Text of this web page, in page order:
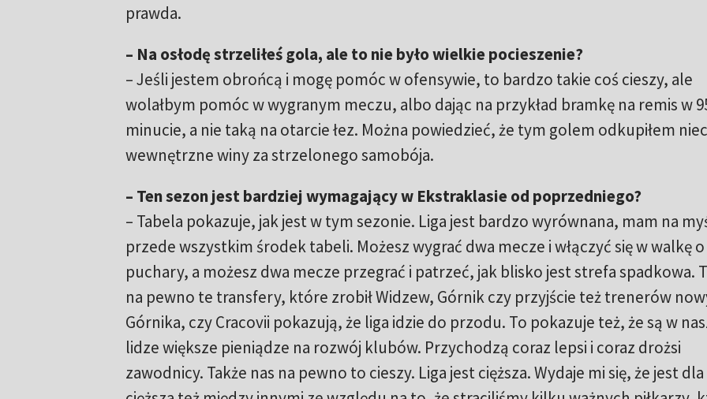
prawda.
– Na osłodę strzeliłeś gola, ale to nie było wielkie pocieszenie?
– Jeśli jestem obrońcą i mogę pomóc w ofensywie, to bardzo takie coś cieszy, ale
wolałbym pomóc w wygranym meczu, albo dając na przykład bramkę na remis w
minucie, a nie taką na otarcie łez. Można powiedzieć, że tym golem odkupiłem
wewnętrzne winy za strzelonego samobója.
– Ten sezon jest bardziej wymagający w Ekstraklasie od poprzedniego?
– Tabela pokazuje, jak jest w tym sezonie. Liga jest bardzo wyrównana, mam na
przede wszystkim środek tabeli. Możesz wygrać dwa mecze i włączyć się w walkę o
puchary, a możesz dwa mecze przegrać i patrzeć, jak blisko jest strefa spadkowa.
na pewno te transfery, które zrobił Widzew, Górnik czy przyjście też trenerów
Górnika, czy Cracovii pokazują, że liga idzie do przodu. To pokazuje też, że są w
lidze większe pieniądze na rozwój klubów. Przychodzą coraz lepsi i coraz drożsi
zawodnicy. Także nas na pewno to cieszy. Liga jest cięższa. Wydaje mi się, że jest dla